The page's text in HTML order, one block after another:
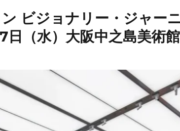
ビジョナリー・ジャー
日（水）大阪中之島美術